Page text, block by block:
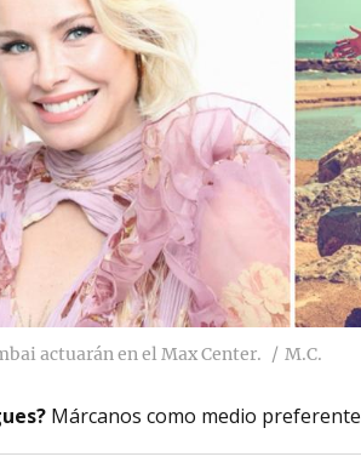
actuarán en el Max Center. M.C.
Márcanos como medio preferente